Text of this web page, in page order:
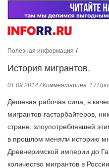
Полезная информация /
История мигрантов.
01.09.2014 / Комментариев: 1 /
Дешевая рабочая сила, в
мигрантов-гастарбайтеров,
стране, злоупотреблявшей
в прошлом меняли историю
Древнеримской империи до
количество мигрантов в